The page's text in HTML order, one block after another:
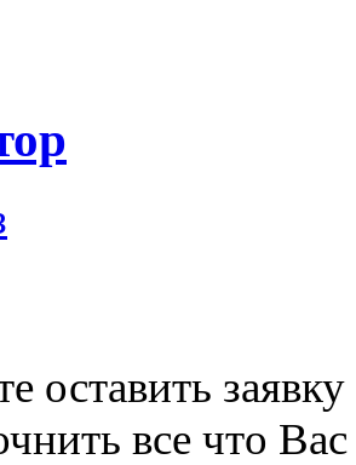
оставить
все что Вас